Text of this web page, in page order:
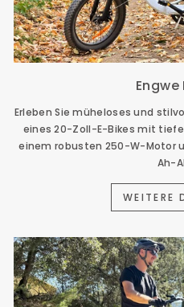
Engwe
Erleben Sie müheloses und
eines 20-Zoll-E-Bikes mit
einem robusten 250-W-Motor
Ah-
WEITERE